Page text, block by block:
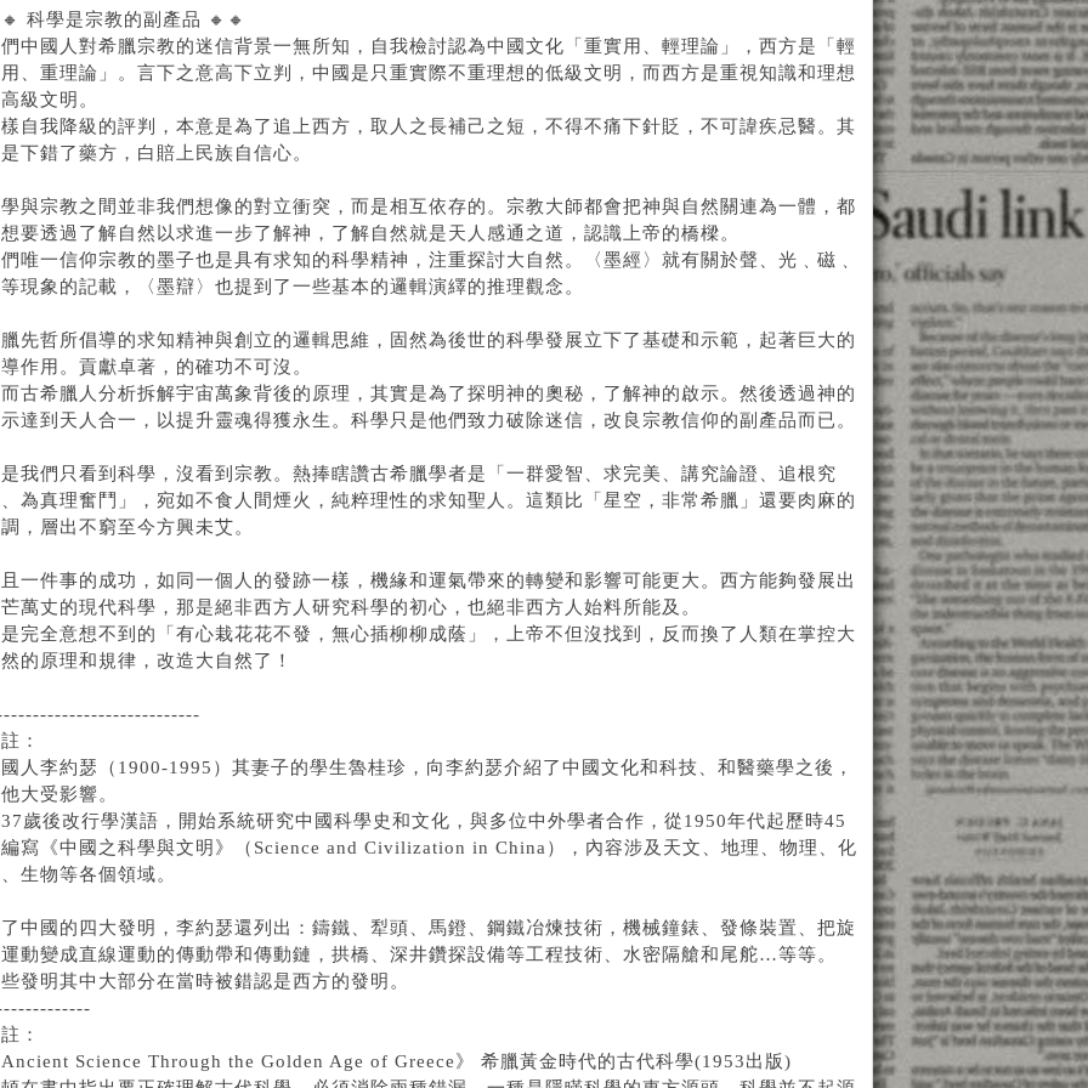
科學是宗教的副產品 🔸🔸
中國人對希臘宗教的迷信背景一無所知，自我檢討認為中國文化「重實用、輕理論」，西方是「輕
、重理論」。言下之意高下立判，中國是只重實際不重理想的低級文明，而西方是重視知識和理想
級文明。
自我降級的評判，本意是為了追上西方，取人之長補己之短，不得不痛下針貶，不可諱疾忌醫。其
下錯了藥方，白賠上民族自信心。
與宗教之間並非我們想像的對立衝突，而是相互依存的。宗教大師都會把神與自然關連為一體，都
要透過了解自然以求進一步了解神，了解自然就是天人感通之道，認識上帝的橋樑。
唯一信仰宗教的墨子也是具有求知的科學精神，注重探討大自然。〈墨經〉就有關於聲、光﹑磁﹑
現象的記載，〈墨辯〉也提到了一些基本的邏輯演繹的推理觀念。
先哲所倡導的求知精神與創立的邏輯思維，固然為後世的科學發展立下了基礎和示範，起著巨大的
作用。貢獻卓著，的確功不可沒。
古希臘人分析拆解宇宙萬象背後的原理，其實是為了探明神的奧秘，了解神的啟示。然後透過神的
達到天人合一，以提升靈魂得獲永生。科學只是他們致力破除迷信，改良宗教信仰的副產品而已。
我們只看到科學，沒看到宗教。熱捧瞎讚古希臘學者是「一群愛智、求完美、講究論證、追根究
為真理奮鬥」，宛如不食人間煙火，純粹理性的求知聖人。這類比「星空，非常希臘」還要肉麻的
，層出不窮至今方興未艾。
一件事的成功，如同一個人的發跡一樣，機緣和運氣帶來的轉變和影響可能更大。西方能夠發展出
萬丈的現代科學，那是絕非西方人研究科學的初心，也絕非西方人始料所能及。
完全意想不到的「有心栽花花不發，無心插柳柳成蔭」，上帝不但沒找到，反而換了人類在掌控大
的原理和規律，改造大自然了！
：
人李約瑟（1900-1995）其妻子的學生魯桂珍，向李約瑟介紹了中國文化和科技、和醫藥學之後，
大受影響。
歲後改行學漢語，開始系統研究中國科學史和文化，與多位中外學者合作，從1950年代起歷時45
寫《中國之科學與文明》（Science and Civilization in China），內容涉及天文、地理、物理、化
生物等各個領域。
中國的四大發明，李約瑟還列出：鑄鐵、犁頭、馬鐙、鋼鐵冶煉技術，機械鐘錶、發條裝置、把旋
動變成直線運動的傳動帶和傳動鏈，拱橋、深井鑽探設備等工程技術、水密隔艙和尾舵…等等。
發明其中大部分在當時被錯認是西方的發明。
：
Science Through the Golden Age of Greece》 希臘黃金時代的古代科學(1953出版)